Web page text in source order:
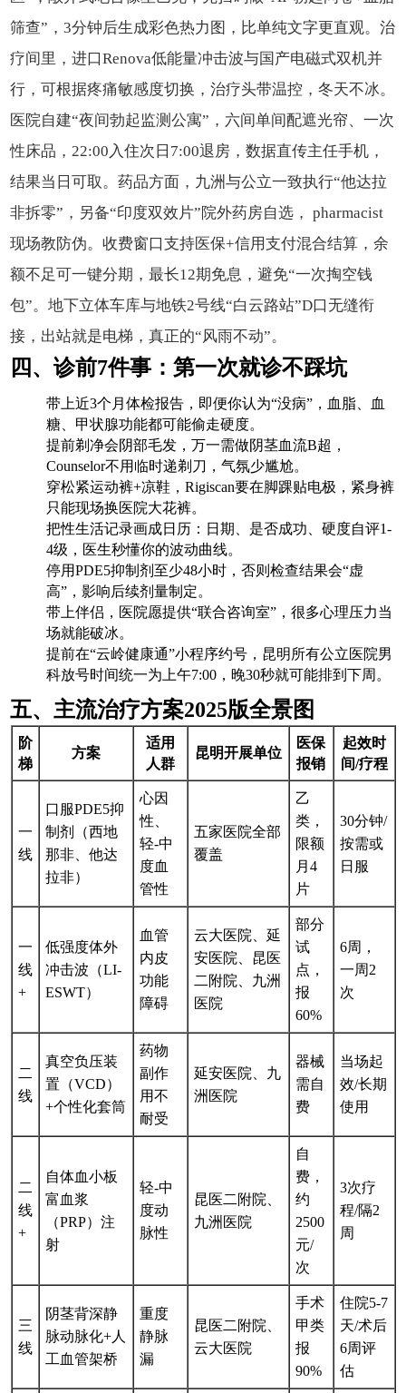
筛查”，3分钟后生成彩色热力图，比单纯文字更直观。治
疗间里，进口Renova低能量冲击波与国产电磁式双机并
行，可根据疼痛敏感度切换，治疗头带温控，冬天不冰。
医院自建“夜间勃起监测公寓”，六间单间配遮光帘、一次
性床品，22:00入住次日7:00退房，数据直传主任手机，
结果当日可取。药品方面，九洲与公立一致执行“他达拉
非拆零”，另备“印度双效片”院外药房自选， pharmacist
现场教防伪。收费窗口支持医保+信用支付混合结算，余
额不足可一键分期，最长12期免息，避免“一次掏空钱
包”。地下立体车库与地铁2号线“白云路站”D口无缝衔
接，出站就是电梯，真正的“风雨不动”。
四、诊前7件事：第一次就诊不踩坑
带上近3个月体检报告，即便你认为“没病”，血脂、血
糖、甲状腺功能都可能偷走硬度。
提前剃净会阴部毛发，万一需做阴茎血流B超，
Counselor不用临时递剃刀，气氛少尴尬。
穿松紧运动裤+凉鞋，Rigiscan要在脚踝贴电极，紧身裤
只能现场换医院大花裤。
把性生活记录画成日历：日期、是否成功、硬度自评1-
4级，医生秒懂你的波动曲线。
停用PDE5抑制剂至少48小时，否则检查结果会“虚
高”，影响后续剂量制定。
带上伴侣，医院愿提供“联合咨询室”，很多心理压力当
场就能破冰。
提前在“云岭健康通”小程序约号，昆明所有公立医院男
科放号时间统一为上午7:00，晚30秒就可能排到下周。
五、主流治疗方案2025版全景图
阶
梯
方案
适用
人群
昆明开展单位
医保
报销
起效时
间/疗程
一
线
口服PDE5抑
制剂（西地
那非、他达
拉非）
心因
性、
轻-中
度血
管性
五家医院全部
覆盖
乙
类，
限额
月4
片
30分钟/
按需或
日服
一
线
+
低强度体外
冲击波（LI-
ESWT）
血管
内皮
功能
障碍
云大医院、延
安医院、昆医
二附院、九洲
医院
部分
试
点，
报
60%
6周，
一周2
次
二
线
真空负压装
置（VCD）
+个性化套筒
药物
副作
用不
耐受
延安医院、九
洲医院
器械
需自
费
当场起
效/长期
使用
二
线
+
自体血小板
富血浆
（PRP）注
射
轻-中
度动
脉性
昆医二附院、
九洲医院
自
费，
约
2500
元/
次
3次疗
程/隔2
周
三
线
阴茎背深静
脉动脉化+人
工血管架桥
重度
静脉
漏
昆医二附院、
云大医院
手术
甲类
报
90%
住院5-7
天/术后
6周评
估